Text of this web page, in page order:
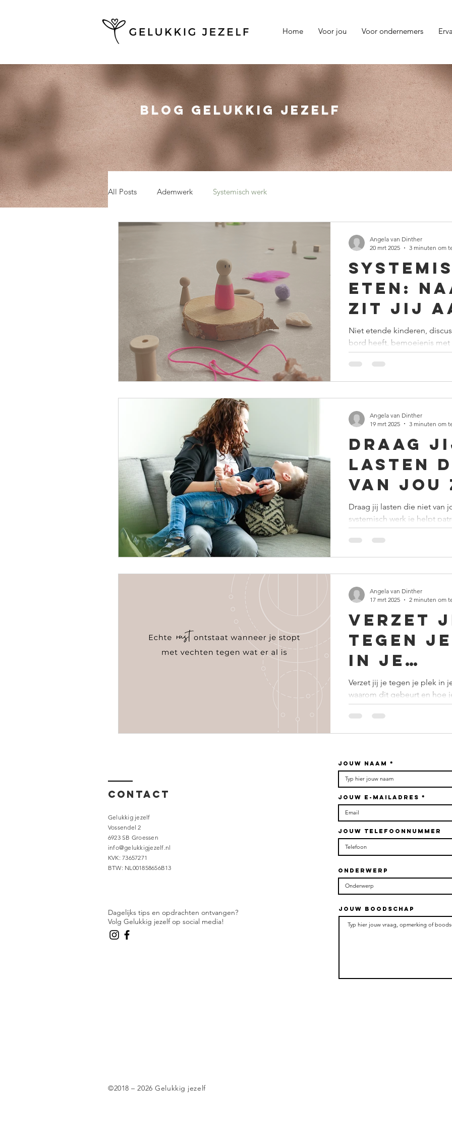
Home Voor jou Voor ondernemers
BLOG gelukkig jezelf
All Posts Ademwerk Systemisch werk
eten:
zit jij
tafel?
Niet etende kinderen,
bord heeft, bemoeienis met
dat veel aandacht vraagt...
Angela van Dinther
20 mrt 2025
3 minuten om
Draag
lasten
van jou
Ontdek
werk
Draag jij lasten die niet van
systemisch werk je helpt
los te laten.
Angela van Dinther
19 mrt 2025
3 minuten om
Verzet
tegen
in je
? Dit is
Verzet jij je tegen je plek in
waarom dit gebeurt en hoe
innemen.
Angela van Dinther
17 mrt 2025
2 minuten om
Contact
Gelukkig jezelf
Vossendel 2
6923 SB Groessen
info@gelukkigjezelf.nl
KVK: 73657271
BTW: NL001858656B13
Dagelijks tips en opdrachten ontvangen?
Volg Gelukkig jezelf op social media!
Jouw naam
Jouw e-mailadres
Jouw telefoonnummer
Onderwerp
Jouw boodschap
©2018 – 2026 Gelukkig jezelf